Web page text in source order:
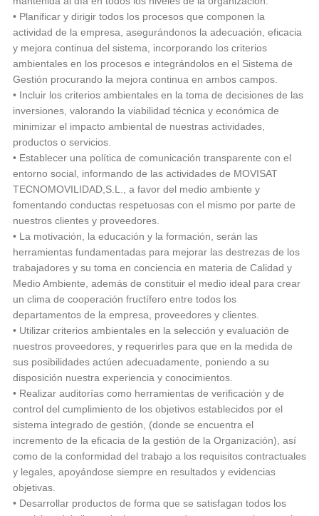
• Planificar y dirigir todos los procesos que componen la
actividad de la empresa, asegurándonos la adecuación, eficacia
y mejora continua del sistema, incorporando los criterios
ambientales en los procesos e integrándolos en el Sistema de
Gestión procurando la mejora continua en ambos campos.
• Incluir los criterios ambientales en la toma de decisiones de las
inversiones, valorando la viabilidad técnica y económica de
minimizar el impacto ambiental de nuestras actividades,
productos o servicios.
• Establecer una política de comunicación transparente con el
entorno social, informando de las actividades de MOVISAT
TECNOMOVILIDAD,S.L., a favor del medio ambiente y
fomentando conductas respetuosas con el mismo por parte de
nuestros clientes y proveedores.
• La motivación, la educación y la formación, serán las
herramientas fundamentadas para mejorar las destrezas de los
trabajadores y su toma en conciencia en materia de Calidad y
Medio Ambiente, además de constituir el medio ideal para crear
un clima de cooperación fructífero entre todos los
departamentos de la empresa, proveedores y clientes.
• Utilizar criterios ambientales en la selección y evaluación de
nuestros proveedores, y requerirles para que en la medida de
sus posibilidades actúen adecuadamente, poniendo a su
disposición nuestra experiencia y conocimientos.
• Realizar auditorías como herramientas de verificación y de
control del cumplimiento de los objetivos establecidos por el
sistema integrado de gestión, (donde se encuentra el
incremento de la eficacia de la gestión de la Organización), así
como de la conformidad del trabajo a los requisitos contractuales
y legales, apoyándose siempre en resultados y evidencias
objetivas.
• Desarrollar productos de forma que se satisfagan todos los